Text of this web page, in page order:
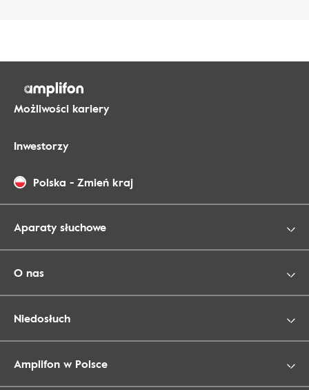
Możliwości kariery
Inwestorzy
Polska - Zmień kraj
Aparaty słuchowe
O nas
Niedosłuch
Amplifon w Polsce